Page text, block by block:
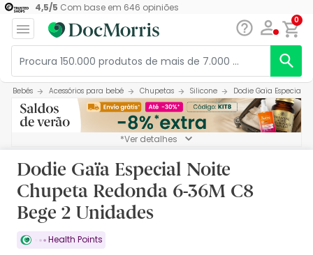
4,5/5 Com base em 646 opiniões
0
Bebés Acessórios para bebé Chupetas Silicone Dodie Gaïa Especial
*Ver detalhes
Dodie Gaïa Especial Noite
Chupeta Redonda 6-36M C8
Bege 2 Unidades
Health Points